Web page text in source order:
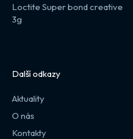
Loctite Super bond creative
3g
Další odkazy
Aktuality
O nás
Kontakty